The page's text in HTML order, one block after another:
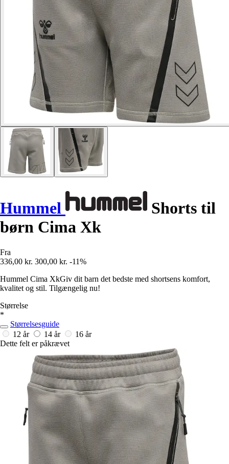
Hummel
Shorts til
børn Cima Xk
Fra
336,00 kr. 300,00 kr. -11%
Hummel Cima XkGiv dit barn det bedste med shortsens komfort,
kvalitet og stil. Tilgængelig nu!
Størrelse
*
Størrelsesguide
12 år
14 år
16 år
Dette felt er påkrævet